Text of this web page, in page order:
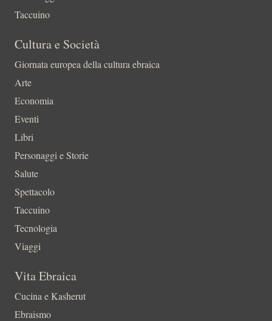
Taccuino
Cultura e Società
Giornata europea della cultura ebraica
Arte
Economia
Eventi
Libri
Personaggi e Storie
Salute
Spettacolo
Taccuino
Tecnologia
Viaggi
Vita Ebraica
Cucina e Kasherut
Ebraismo